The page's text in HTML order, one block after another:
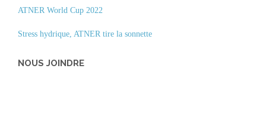
ATNER World Cup 2022
Stress hydrique, ATNER tire la sonnette
NOUS JOINDRE